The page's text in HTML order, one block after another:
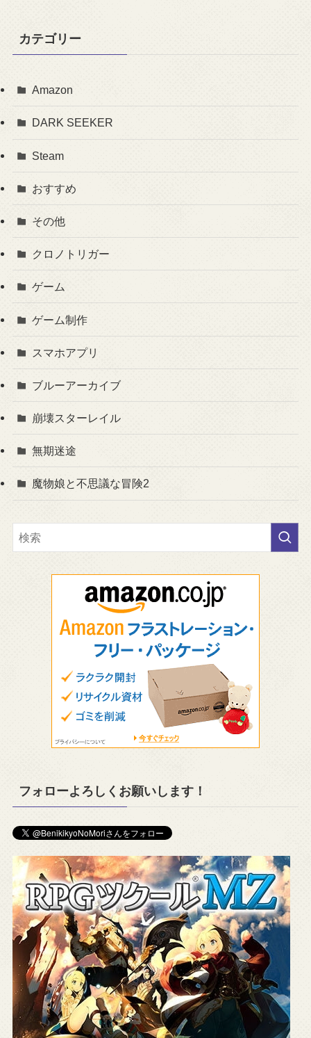
カテゴリー
Amazon
DARK SEEKER
Steam
おすすめ
その他
クロノトリガー
ゲーム
ゲーム制作
スマホアプリ
ブルーアーカイブ
崩壊スターレイル
無期迷途
魔物娘と不思議な冒険2
フォローよろしくお願いします！